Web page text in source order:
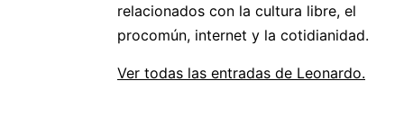
relacionados con la cultura libre, el
procomún, internet y la cotidianidad.
Ver todas las entradas de Leonardo.